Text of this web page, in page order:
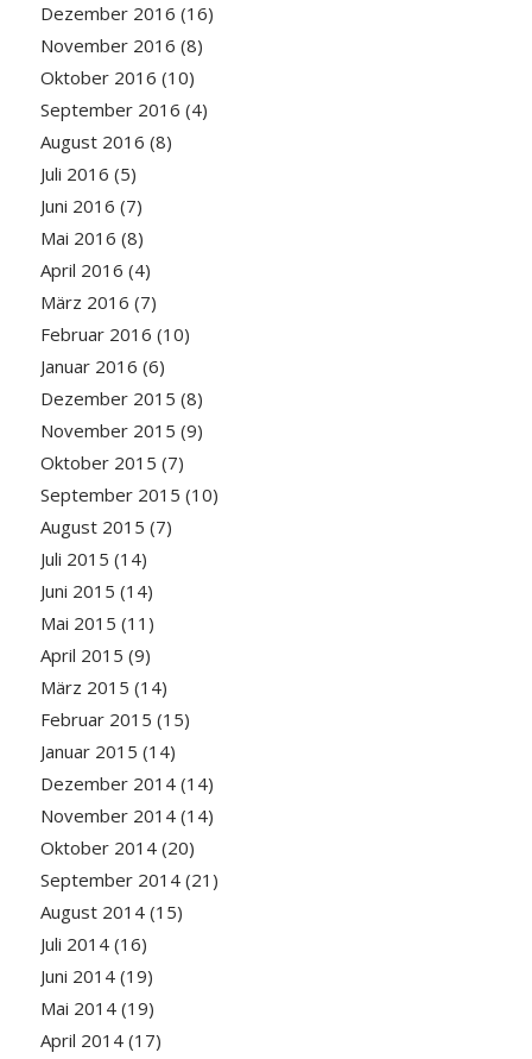
Dezember 2016 (16)
November 2016 (8)
Oktober 2016 (10)
September 2016 (4)
August 2016 (8)
Juli 2016 (5)
Juni 2016 (7)
Mai 2016 (8)
April 2016 (4)
März 2016 (7)
Februar 2016 (10)
Januar 2016 (6)
Dezember 2015 (8)
November 2015 (9)
Oktober 2015 (7)
September 2015 (10)
August 2015 (7)
Juli 2015 (14)
Juni 2015 (14)
Mai 2015 (11)
April 2015 (9)
März 2015 (14)
Februar 2015 (15)
Januar 2015 (14)
Dezember 2014(14)
November 2014(14)
Oktober 2014(20)
September 2014(21)
August 2014(15)
Juli 2014(16)
Juni 2014(19)
Mai 2014(19)
April 2014(17)